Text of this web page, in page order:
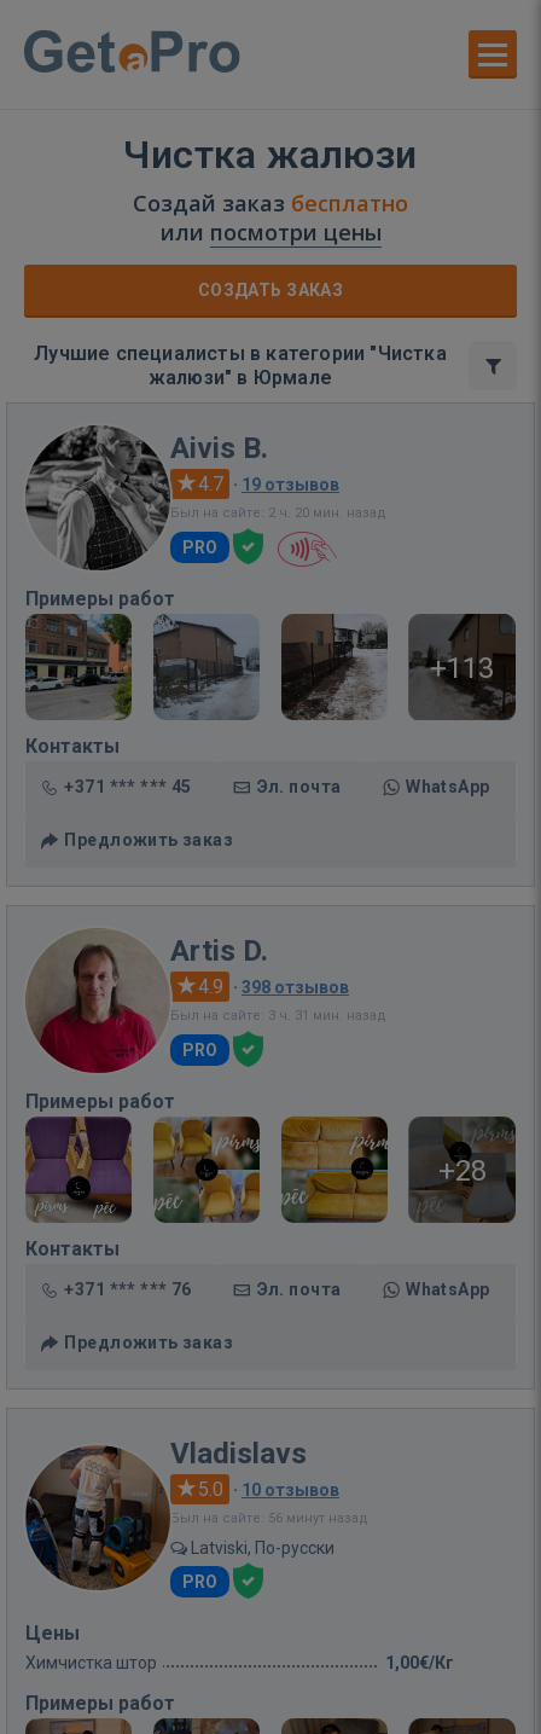
Чистка жалюзи
Создай заказ бесплатно
или посмотри цены
СОЗДАТЬ ЗАКАЗ
Лучшие специалисты в категории "Чистка
жалюзи" в Юрмале
Aivis B.
4.7 · 19 отзывов
Был на сайте: 2 ч. 20 мин. назад
PRO
Примеры работ
+113
Контакты
+371 *** *** 45 Эл. почта WhatsApp
Предложить заказ
Artis D.
4.9 · 398 отзывов
Был на сайте: 3 ч. 31 мин. назад
PRO
Примеры работ
+28
Контакты
+371 *** *** 76 Эл. почта WhatsApp
Предложить заказ
Vladislavs
5.0 · 10 отзывов
Был на сайте: 56 минут назад
Latviski, По-русски
PRO
Цены
Химчистка штор 1,00€/Кг
Примеры работ